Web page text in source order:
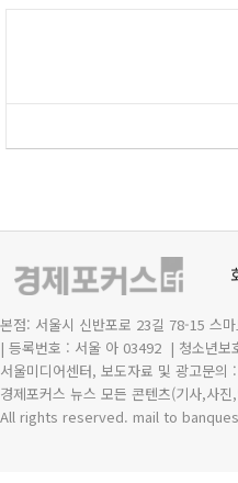
본점: 서울시 신반포로 23길 78-15 스
| 등록번호 : 서울 아 03492 | 청소년
서울미디어센터, 보도자료 및 광고문
경제포커스 뉴스 모든 콘텐츠(기사,사
All rights reserved. mail to